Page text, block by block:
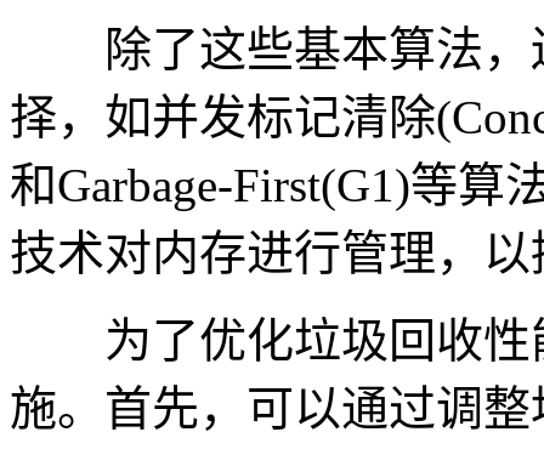
除了这些基本算法，
择，如并发标记清除
和Garbage-First(G1)等
技术对内存进行管理，
为了优化垃圾回收性
施。首先，可以通过调